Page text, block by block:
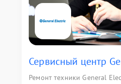
Сервисный центр
Ремонт техники General